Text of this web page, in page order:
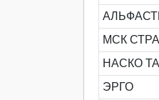
МСК
НАСКО
ЭРГО